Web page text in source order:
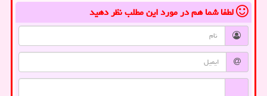
لطفا شما همدر مورد این مطلبنظر دهید